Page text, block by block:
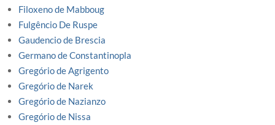
Filoxeno de Mabboug
Fulgêncio De Ruspe
Gaudencio de Brescia
Germano de Constantinopla
Gregório de Agrigento
Gregório de Narek
Gregório de Nazianzo
Gregório de Nissa